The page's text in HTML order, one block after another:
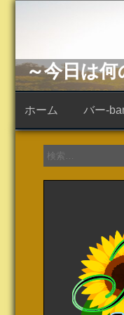
コ
へ
ス
キ
～今日は
ホーム バー-
検
索: